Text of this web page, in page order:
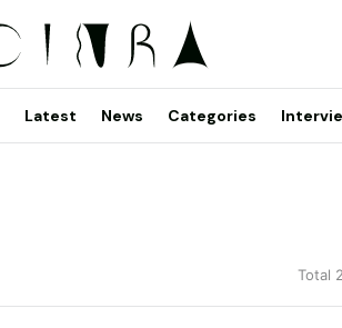
Latest News Categories
Total